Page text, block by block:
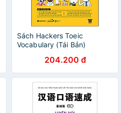
Sách Hackers Toeic
Vocabulary (Tái Bản)
204.200 đ